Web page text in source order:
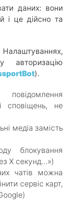
даних: вони
і це дійсно та
авторизацію
).
сповіщень, не
медіа замість
блокування
X секунд…»)
чатів можна
сервіс карт,